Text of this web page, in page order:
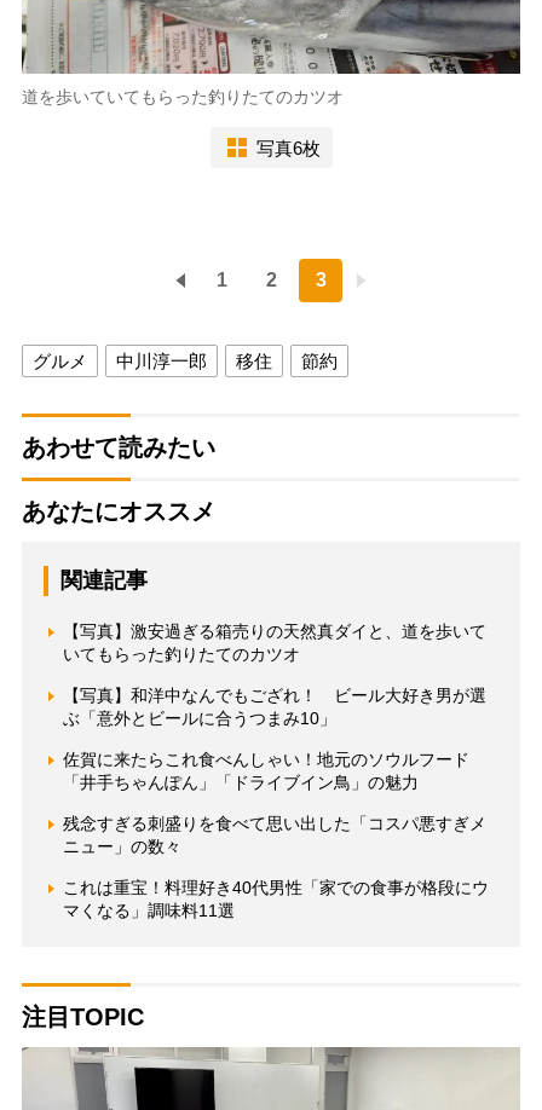
道を歩いていてもらった釣りたてのカツオ
写真6枚
1 2 3
グルメ 中川淳一郎 移住 節約
あわせて読みたい
あなたにオススメ
関連記事
【写真】激安過ぎる箱売りの天然真ダイと、道を歩いて
いてもらった釣りたてのカツオ
【写真】和洋中なんでもござれ！ ビール大好き男が選
ぶ「意外とビールに合うつまみ10」
佐賀に来たらこれ食べんしゃい！地元のソウルフード
「井手ちゃんぽん」「ドライブイン鳥」の魅力
残念すぎる刺盛りを食べて思い出した「コスパ悪すぎメ
ニュー」の数々
これは重宝！料理好き40代男性「家での食事が格段にウ
マくなる」調味料11選
注目TOPIC